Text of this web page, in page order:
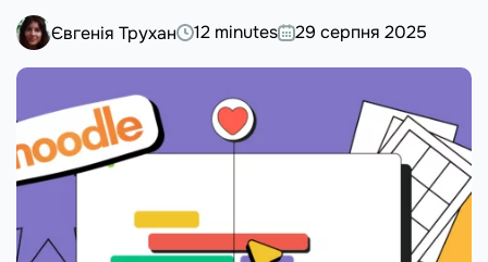
Євгенія Трухан 12 minutes 29 серпня 2025